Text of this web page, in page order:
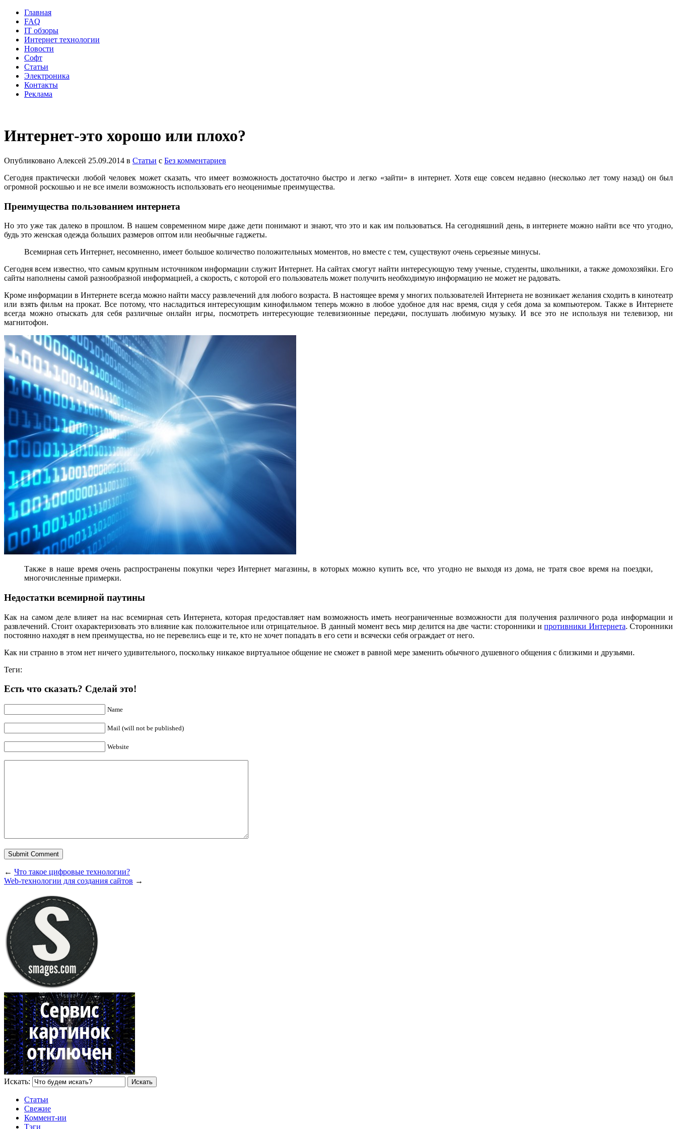
Главная
FAQ
IT обзоры
Интернет технологии
Новости
Софт
Статьи
Электроника
Контакты
Реклама
Интернет-это хорошо или плохо?
Опубликовано Алексей 25.09.2014 в Статьи с Без комментариев
Сегодня практически любой человек может сказать, что имеет возможность достаточно быстро и легко «зайти» в интернет. Хотя еще совсем недавно (несколько лет тому назад) он был
огромной роскошью и не все имели возможность использовать его неоценимые преимущества.
Преимущества пользованием интернета
Но это уже так далеко в прошлом. В нашем современном мире даже дети понимают и знают, что это и как им пользоваться. На сегодняшний день, в интернете можно найти все что угодно,
будь это женская одежда больших размеров оптом или необычные гаджеты.
Всемирная сеть Интернет, несомненно, имеет большое количество положительных моментов, но вместе с тем, существуют очень серьезные минусы.
Сегодня всем известно, что самым крупным источником информации служит Интернет. На сайтах смогут найти интересующую тему ученые, студенты, школьники, а также домохозяйки. Его
сайты наполнены самой разнообразной информацией, а скорость, с которой его пользователь может получить необходимую информацию не может не радовать.
Кроме информации в Интернете всегда можно найти массу развлечений для любого возраста. В настоящее время у многих пользователей Интернета не возникает желания сходить в кинотеатр
или взять фильм на прокат. Все потому, что насладиться интересующим кинофильмом теперь можно в любое удобное для нас время, сидя у себя дома за компьютером. Также в Интернете
всегда можно отыскать для себя различные онлайн игры, посмотреть интересующие телевизионные передачи, послушать любимую музыку. И все это не используя ни телевизор, ни
магнитофон.
Также в наше время очень распространены покупки через Интернет магазины, в которых можно купить все, что угодно не выходя из дома, не тратя свое время на поездки,
многочисленные примерки.
Недостатки всемирной паутины
Как на самом деле влияет на нас всемирная сеть Интернета, которая предоставляет нам возможность иметь неограниченные возможности для получения различного рода информации и
развлечений. Стоит охарактеризовать это влияние как положительное или отрицательное. В данный момент весь мир делится на две части: сторонники ипротивники Интернета. Сторонники
постоянно находят в нем преимущества, но не перевелись еще и те, кто не хочет попадать в его сети и всячески себя ограждает от него.
Как ни странно в этом нет ничего удивительного, поскольку никакое виртуальное общение не сможет в равной мере заменить обычного душевного общения с близкими и друзьями.
Теги:
Есть что сказать? Сделай это!
Name
Mail (will not be published)
Website
← Что такое цифровые технологии?
Web-технологии для создания сайтов →
Искать:
Статьи
Свежие
Коммент-ии
Тэги